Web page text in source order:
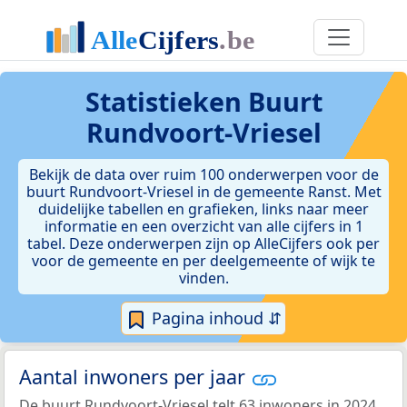
Statistieken Buurt
Rundvoort-Vriesel
Bekijk de data over ruim 100 onderwerpen voor de
buurt Rundvoort-Vriesel in de gemeente Ranst. Met
duidelijke tabellen en grafieken, links naar meer
informatie en een overzicht van alle cijfers in 1
tabel. Deze onderwerpen zijn op AlleCijfers ook per
voor de gemeente en per deelgemeente of wijk te
vinden.
Pagina inhoud ⇵
Aantal inwoners per jaar